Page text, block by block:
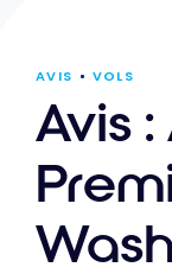
AVIS VOLS
Avis